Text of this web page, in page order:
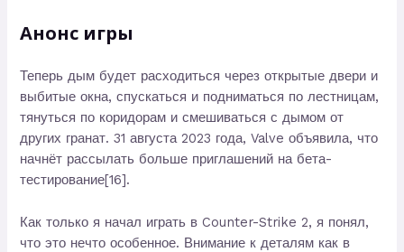
Анонс игры
Теперь дым будет расходиться через открытые двери и
выбитые окна, спускаться и подниматься по лестницам,
тянуться по коридорам и смешиваться с дымом от
других гранат. 31 августа 2023 года, Valve объявила, что
начнёт рассылать больше приглашений на бета-
тестирование[16].
Как только я начал играть в Counter-Strike 2, я понял,
что это нечто особенное. Внимание к деталям как в